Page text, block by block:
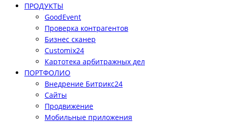
ПРОДУКТЫ
GoodEvent
Проверка контрагентов
Бизнес сканер
Customix24
Картотека арбитражных дел
ПОРТФОЛИО
Внедрение Битрикс24
Сайты
Продвижение
Мобильные приложения